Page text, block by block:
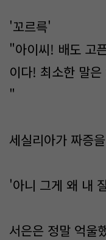
'꼬르륵'
"아이씨! 배도 고
이다! 최소한 말
"
세실리아가 짜증
'아니 그게 왜 내
서은은 정말 억울